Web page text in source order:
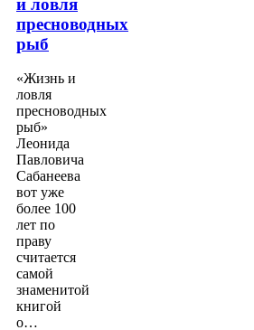
пресноводных
рыб
«Жизнь и
ловля
пресноводных
рыб»
Леонида
Павловича
Сабанеева
вот уже
более 100
лет по
праву
считается
самой
знаменитой
книгой
о…